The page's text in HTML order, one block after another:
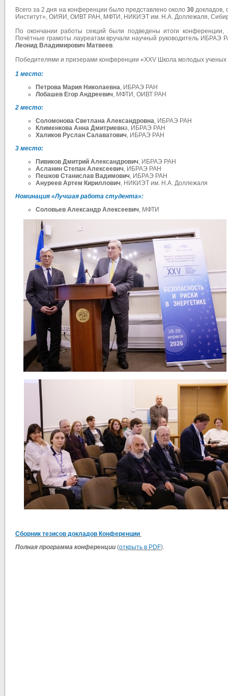
Всего за 2 дня на конференции было представлено около30 докладов,
Институт», ОИЯИ, ОИВТ РАН, МФТИ, НИКИЭТ им. Н.А. Доллежаля,
По окончании работы секций были подведены итоги
Почётные грамоты лауреатам вручали научный руководитель ИБРАЭ
Леонид Владимирович Матвеев.
Победителями и призерами конференции «XXV Школа молодых
1 место:
Петрова Мария Николаевна, ИБРАЭ РАН
Лобашев Егор Андреевич, МФТИ, ОИВТ РАН
2 место:
Соломонова Светлана Александровна, ИБРАЭ РАН
Клименкова Анна Дмитриевна, ИБРАЭ РАН
Халиков Руслан Салаватович, ИБРАЭ РАН
3 место:
Пивиков Дмитрий Александрович, ИБРАЭ РАН
Асланин Степан Алексеевич, ИБРАЭ РАН
Пешков Станислав Вадимович, ИБРАЭ РАН
Ануреев Артем Кириллович, НИКИЭТ им. Н.А. Доллежаля
Номинация «Лучшая работа студента»:
Соловьев Александр Алексеевич, МФТИ
Сборник тезисов докладов Конференции
Полная программа конференции (открыть в PDF).